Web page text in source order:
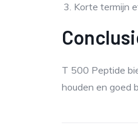
Korte termijn
T 500 Peptide
houden en goed